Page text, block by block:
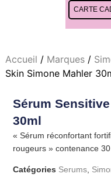
CARTE
Accueil / Marques/
Skin Simone Mahler
Sérum
30ml
« Sérum réconfortant
rougeurs » contenance
Catégories Serums